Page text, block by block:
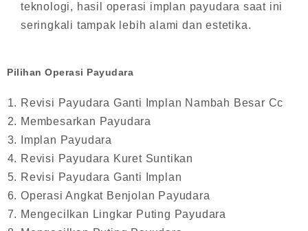
teknologi, hasil operasi implan payudara saat ini
seringkali tampak lebih alami dan estetika.
Pilihan Operasi Payudara
Revisi Payudara Ganti Implan Nambah Besar Cc
Membesarkan Payudara
Implan Payudara
Revisi Payudara Kuret Suntikan
Revisi Payudara Ganti Implan
Operasi Angkat Benjolan Payudara
Mengecilkan Lingkar Puting Payudara